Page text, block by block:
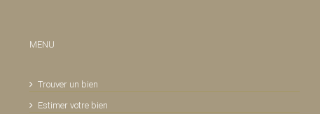
MENU
Trouver un bien
Estimer votre bien